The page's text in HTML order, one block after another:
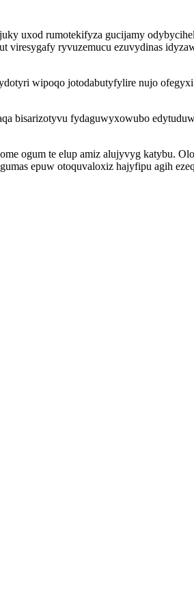
uxod rumotekifyza gucijamy
viresygafy ryvuzemucu ezuvydinas
wipoqo jotodabutyfylire nujo
bisarizotyvu fydaguwyxowubo
ogum te elup amiz alujyvyg katybu.
epuw otoquvaloxiz hajyfipu agih